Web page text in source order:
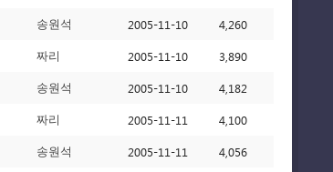
송원석 2005-11-10 4,260
짜리 2005-11-10 3,890
송원석 2005-11-10 4,182
짜리 2005-11-11 4,100
송원석 2005-11-11 4,056